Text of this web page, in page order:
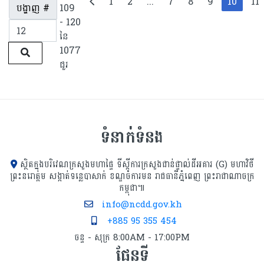
បង្ហាញ #
109
- 120
នៃ
1077
ជួរ
ទំនាក់ទំនង
ស្ថិតក្នុងបរិវេណក្រសួងមហាផ្ទៃ ទីស្ដីការក្រសួង​ជាន់ផ្ទាល់ដីអគារ (G) មហាវិថី
ព្រះនរោត្តម សង្កាត់ទន្លេបាសាក់ ខណ្ឌចំការមន រាជធានីភ្នំពេញ ព្រះរាជាណាចក្រ
កម្ពុជា៕
info@ncdd.gov.kh
+885 95 355 454
ចន្ទ - សុក្រ 8:00AM - 17:00PM
ផែនទី